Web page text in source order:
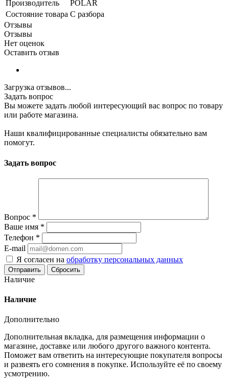
Производитель
POLAR
Состояние товара С разбора
Отзывы
Отзывы
Нет оценок
Оставить отзыв
Загрузка отзывов...
Задать вопрос
Вы можете задать любой интересующий вас вопрос по товару
или работе магазина.
Наши квалифицированные специалисты обязательно вам
помогут.
Задать вопрос
Вопрос *
Ваше имя *
Телефон *
E-mail
Я согласен на обработку персональных данных
Сбросить
Наличие
Наличие
Дополнительно
Дополнительная вкладка, для размещения информации о
магазине, доставке или любого другого важного контента.
Поможет вам ответить на интересующие покупателя вопросы
и развеять его сомнения в покупке. Используйте её по своему
усмотрению.